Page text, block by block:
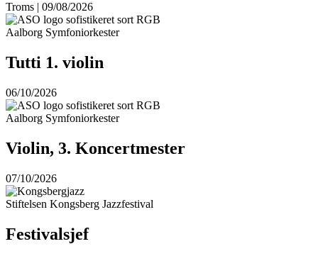
Troms | 09/08/2026
Aalborg Symfoniorkester
Tutti 1. violin
06/10/2026
Aalborg Symfoniorkester
Violin, 3. Koncertmester
07/10/2026
Stiftelsen Kongsberg Jazzfestival
Festivalsjef